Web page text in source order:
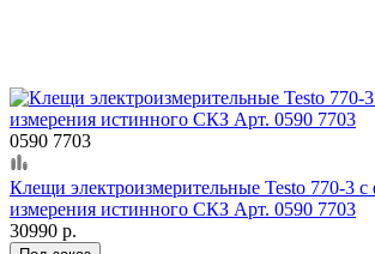
0590 7703
Клещи электроизмерительные Testo 770-3
измерения истинного СКЗ Арт. 0590 7703
30990 р.